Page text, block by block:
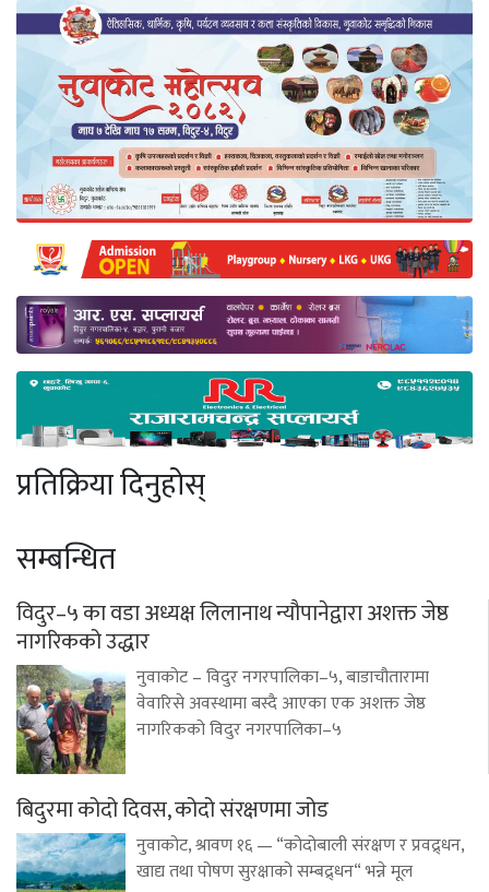
प्रतिक्रिया दिनुहोस्
सम्बन्धित
विदुर–५ का वडा अध्यक्ष लिलानाथ न्यौपानेद्वारा अशक्त जेष्ठ
नागरिकको उद्धार
नुवाकोट – विदुर नगरपालिका–५, बाडाचौतारामा
वेवारिसे अवस्थामा बस्दै आएका एक अशक्त जेष्ठ
नागरिकको विदुर नगरपालिका–५
बिदुरमा कोदो दिवस, कोदो संरक्षणमा जोड
नुवाकोट, श्रावण १६ — “कोदोबाली संरक्षण र प्रवद्र्धन,
खाद्य तथा पोषण सुरक्षाको सम्बद्र्धन“ भन्ने मूल